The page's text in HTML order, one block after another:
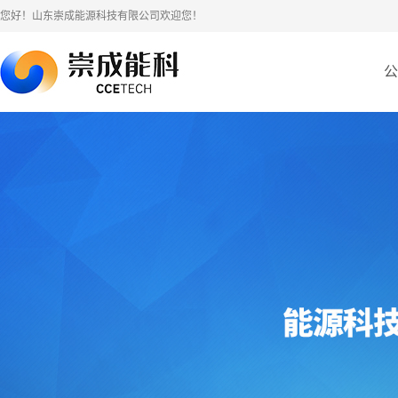
您好！山东崇成能源科技有限公司欢迎您！